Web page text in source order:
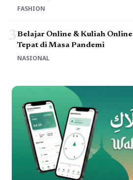
FASHION
3Belajar Online & Kuliah
Tepat di Masa Pandemi
NASIONAL